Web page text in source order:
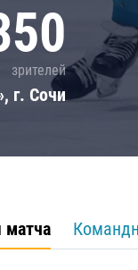
зрителей
г. Сочи
матча